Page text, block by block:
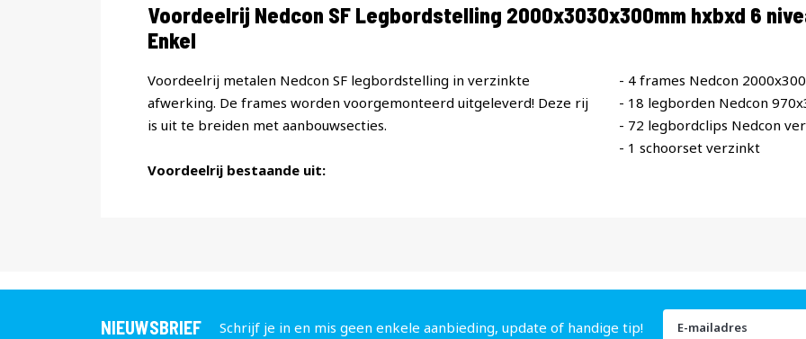
Productomschrijving
Voordeelrij Nedcon SF Legbordstelling 2000x3030x300mm hxbxd 6
Enkel
Voordeelrij metalen Nedcon SF legbordstelling in verzinkte
afwerking. De frames worden voorgemonteerd uitgeleverd! Deze rij
is uit te breiden met aanbouwsecties.
Voordeelrij bestaande uit:
- 4 frames Nedcon
- 18 legborden Nedcon
- 72 legbordclips Nedcon
- 1 schoorset verzinkt
NIEUWSBRIEF Schrijf je in en mis geen enkele aanbieding, update of handige tip!
Abonneer